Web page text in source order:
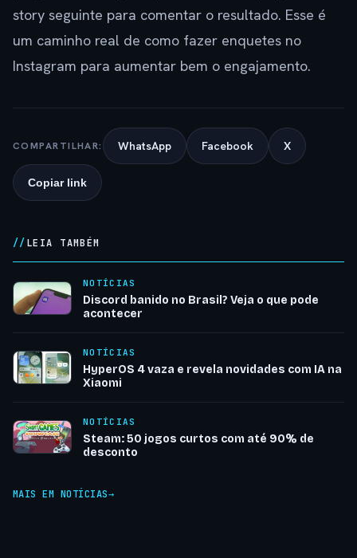
story seguinte para comentar o resultado. Esse é
um caminho real de como fazer enquetes no
Instagram para aumentar bem o engajamento.
COMPARTILHAR: WhatsApp Facebook X
Copiar link
LEIA TAMBÉM
NOTÍCIAS
Discord banido no Brasil? Veja o que pode
acontecer
NOTÍCIAS
HyperOS 4 vaza e revela novidades com IA na
Xiaomi
NOTÍCIAS
Steam: 50 jogos curtos com até 90% de
desconto
MAIS EM NOTÍCIAS